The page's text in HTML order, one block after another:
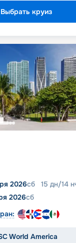
Выбрать круиз
2026сб 15 дн/14
2026сб
World America